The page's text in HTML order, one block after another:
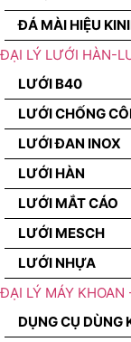
ĐÁ MÀI HIỆU
ĐẠI LÝ LƯỚI HÀN-
LƯỚI B40
LƯỚI CHỐNG
LƯỚI ĐAN INOX
LƯỚI HÀN
LƯỚI MẮT CÁO
LƯỚI MESCH
LƯỚI NHỰA
ĐẠI LÝ MÁY
DỤNG CỤ DÙNG